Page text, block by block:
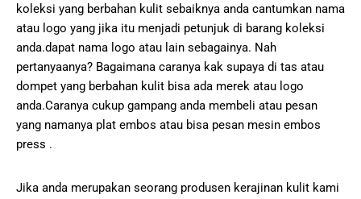
koleksi yang berbahan kulit sebaiknya anda cantumkan nama
atau logo yang jika itu menjadi petunjuk di barang koleksi
anda.dapat nama logo atau lain sebagainya. Nah
pertanyaanya? Bagaimana caranya kak supaya di tas atau
dompet yang berbahan kulit bisa ada merek atau logo
anda.Caranya cukup gampang anda membeli atau pesan
yang namanya plat embos atau bisa pesan mesin embos
press .
Jika anda merupakan seorang produsen kerajinan kulit kami